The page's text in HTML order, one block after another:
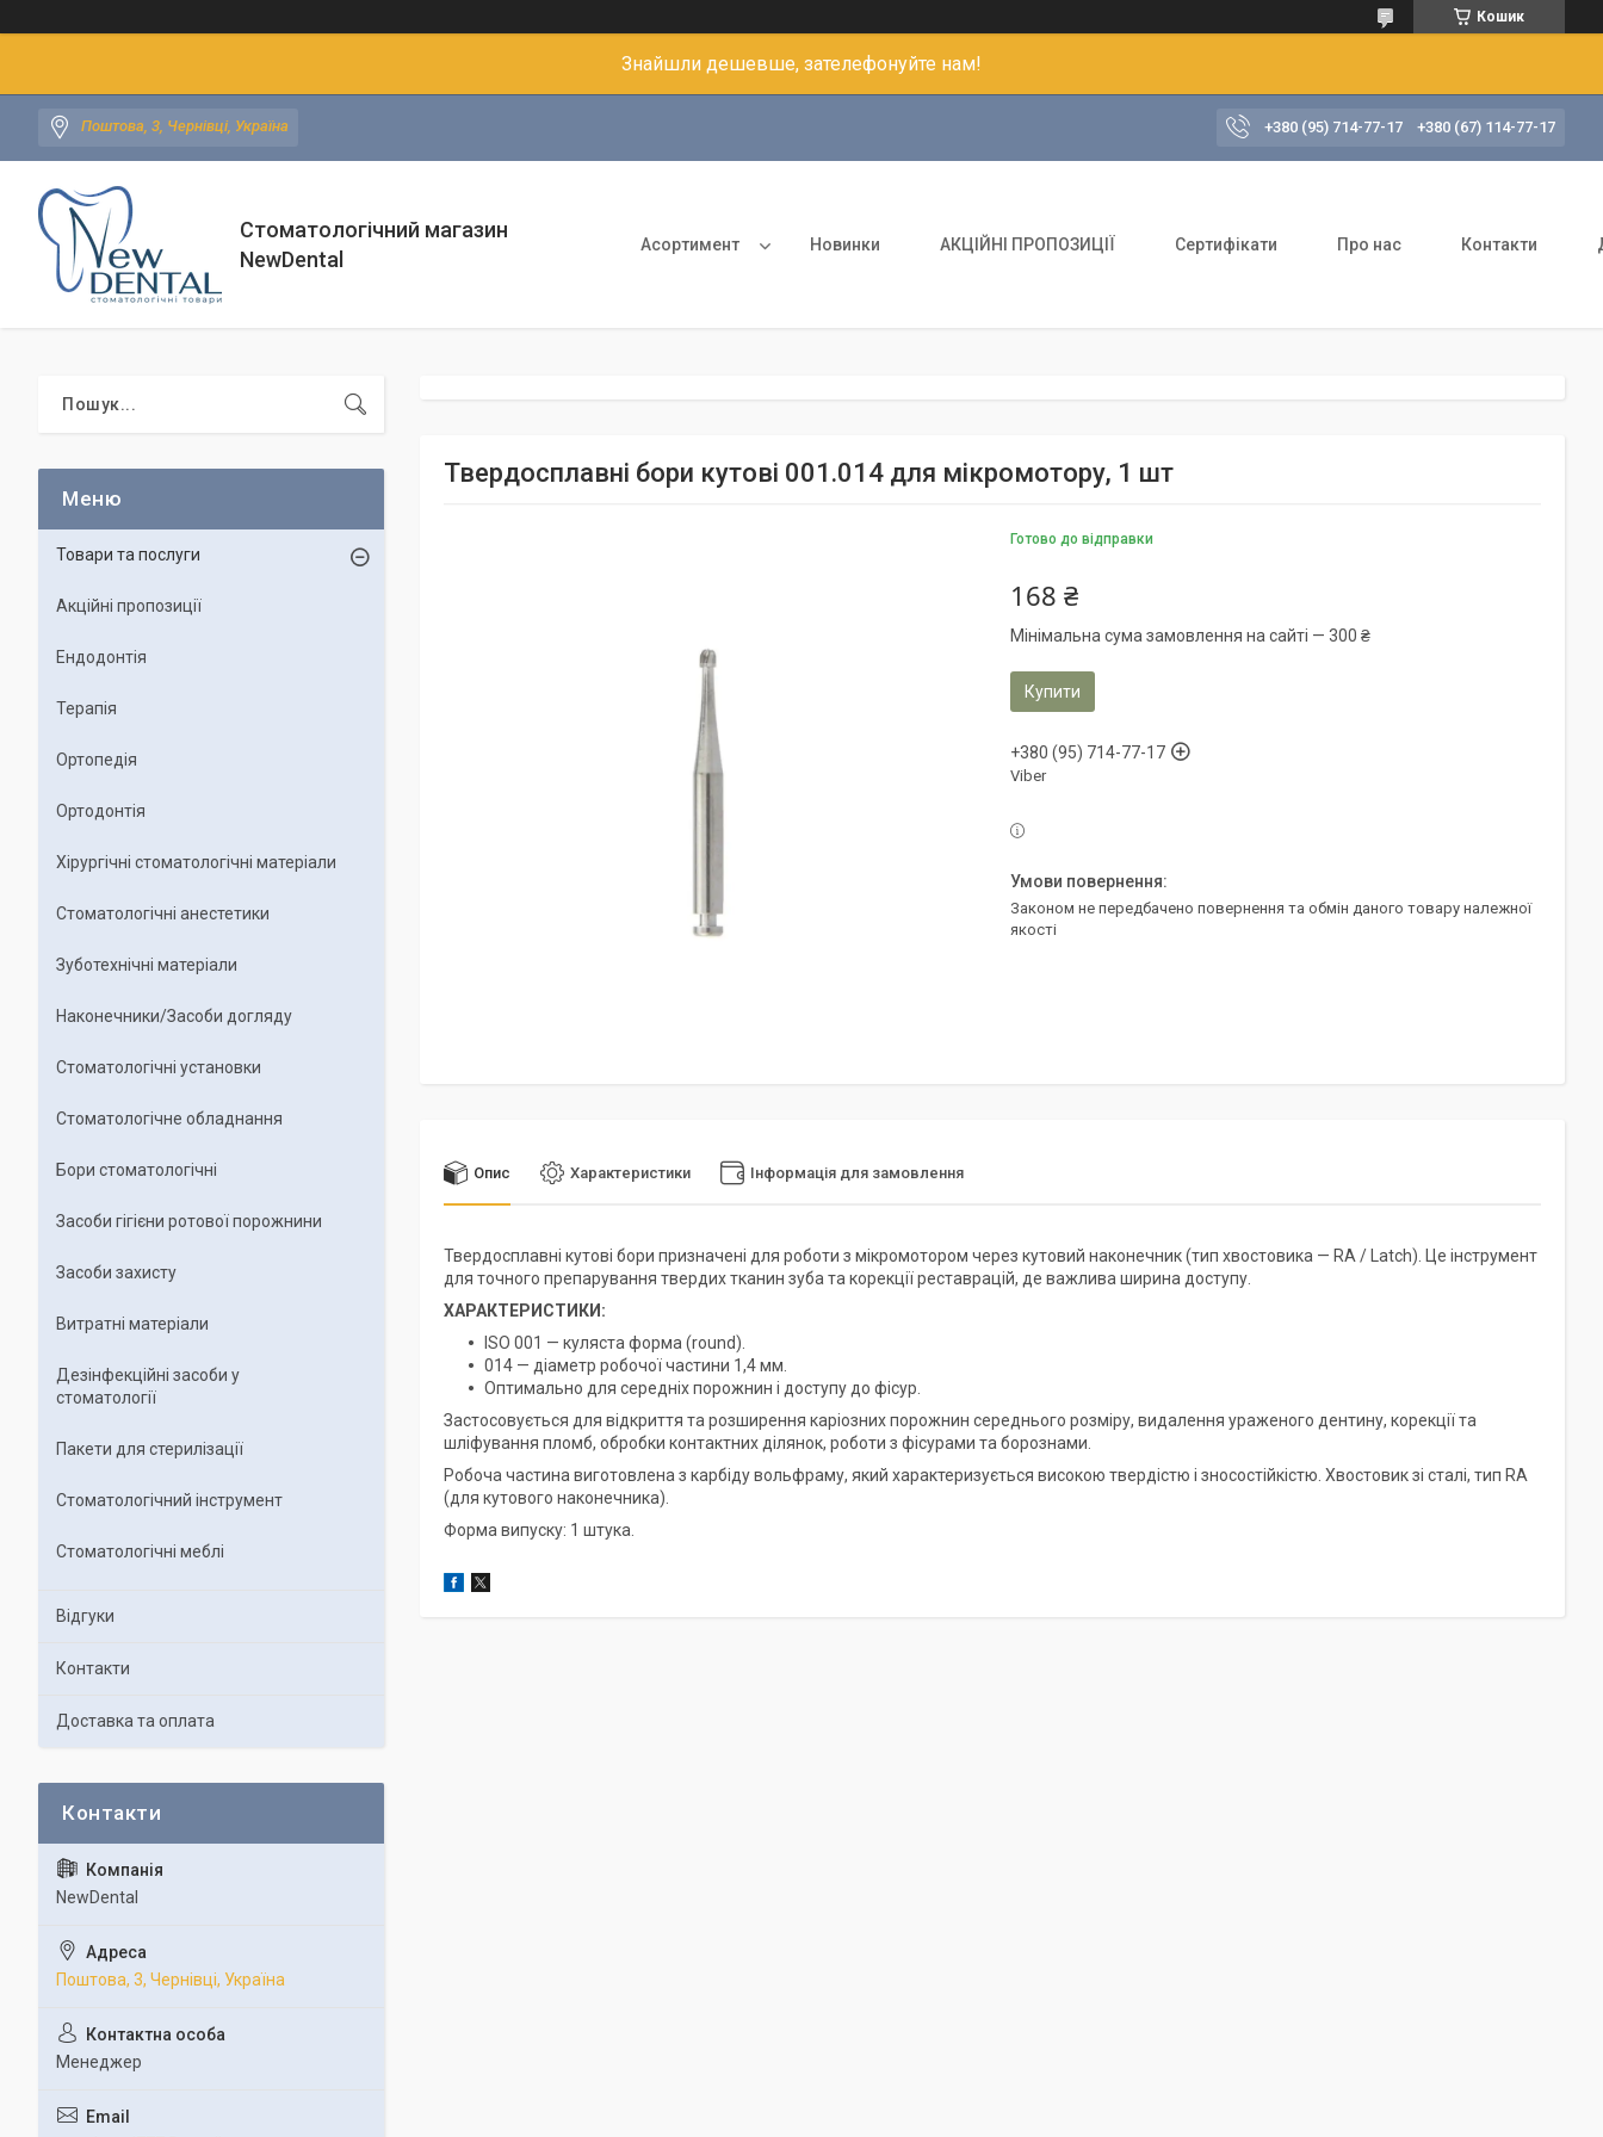
Кошик
Знайшли дешевше, зателефонуйте нам!
Поштова, 3, Чернівці, Україна +380 (95) 714-77-17 +380 (67) 114-77-17
Стоматологічний магазин
NewDental
Асортимент Новинки АКЦІЙНІ ПРОПОЗИЦІЇ Сертифікати Про нас Контакти
Твердосплавні бори кутові 001.014 для мікромотору, 1 шт
Готово до відправки
168 ₴
Мінімальна сума замовлення на сайті — 300 ₴
Купити
+380 (95) 714-77-17
Viber
Законом не передбачено повернення та обмін даного товару належної
якості
Опис Характеристики Інформація для замовлення
Твердосплавні кутові бори призначені для роботи з мікромотором через кутовий наконечник (тип хвостовика — RA / Latch). Це інструмент
для точного препарування твердих тканин зуба та корекції реставрацій, де важлива ширина доступу.
ХАРАКТЕРИСТИКИ:
ISO 001 — куляста форма (round).
014 — діаметр робочої частини 1,4 мм.
Оптимально для середніх порожнин і доступу до фісур.
Застосовується для відкриття та розширення каріозних порожнин середнього розміру, видалення ураженого дентину, корекції та
шліфування пломб, обробки контактних ділянок, роботи з фісурами та борознами.
Робоча частина виготовлена з карбіду вольфраму, який характеризується високою твердістю і зносостійкістю. Хвостовик зі сталі, тип RA
(для кутового наконечника).
Форма випуску: 1 штука.
Товари та послуги
Акційні пропозиції
Ендодонтія
Терапія
Ортопедія
Ортодонтія
Хірургічні стоматологічні матеріали
Стоматологічні анестетики
Зуботехнічні матеріали
Наконечники/Засоби догляду
Стоматологічні установки
Стоматологічне обладнання
Бори стоматологічні
Засоби гігієни ротової порожнини
Засоби захисту
Витратні матеріали
Дезінфекційні засоби у
стоматології
Пакети для стерилізації
Стоматологічний інструмент
Стоматологічні меблі
Відгуки
Контакти
Доставка та оплата
NewDental
Поштова, 3, Чернівці, Україна
Менеджер